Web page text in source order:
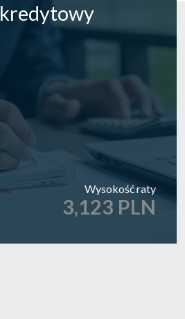
kredytowy
Wysokość raty
3,123 PLN